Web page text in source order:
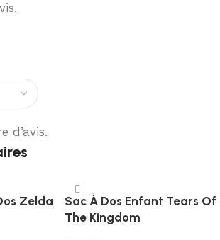
d’avis.
Zelda
Sac À Dos Enfant Tears Of
The Kingdom